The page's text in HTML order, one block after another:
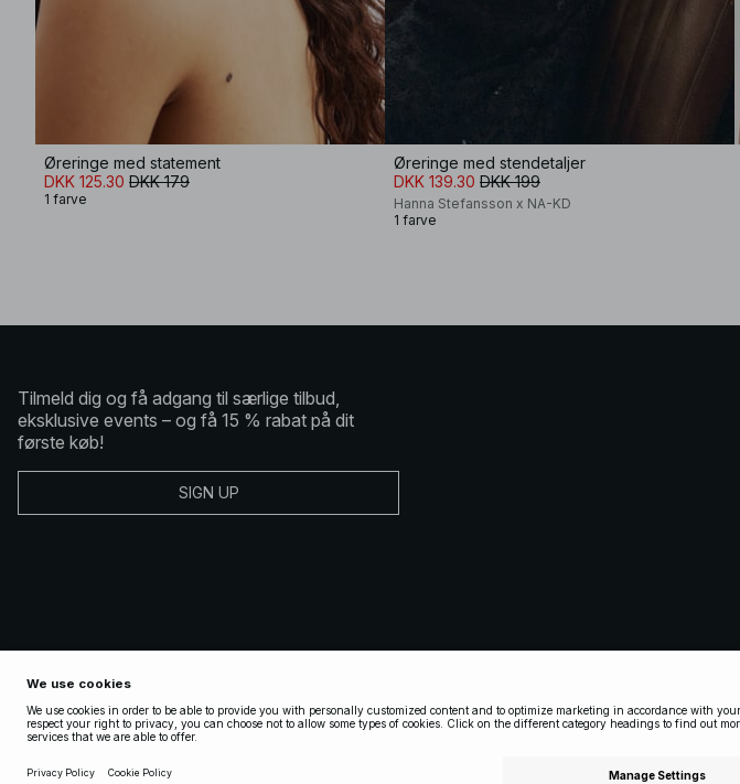
Øreringe med statement
DKK 125.30 DKK 179
1 farve
Øreringe med stendetaljer
DKK 139.30 DKK 199
Hanna Stefansson x NA-KD
1 farve
Tilmeld dig og få adgang til særlige tilbud,
eksklusive events – og få 15 % rabat på dit
første køb!
SIGN UP
Copyright 2025 Nakdcom One World AB